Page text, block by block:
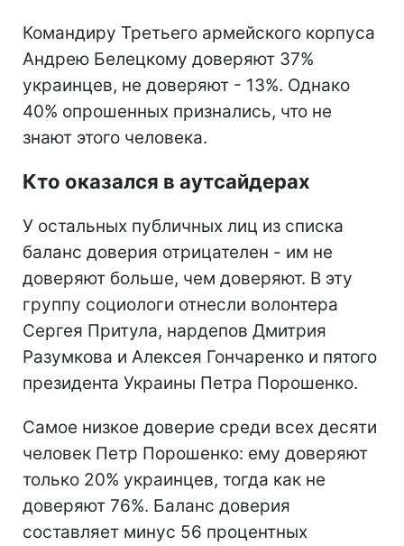
Командиру Третьего армейского корпуса
Андрею Белецкому доверяют 37%
украинцев, не доверяют - 13%. Однако
40% опрошенных признались, что не
знают этого человека.
Кто оказался в аутсайдерах
У остальных публичных лиц из списка
баланс доверия отрицателен - им не
доверяют больше, чем доверяют. В эту
группу социологи отнесли волонтера
Сергея Притула, нардепов Дмитрия
Разумкова и Алексея Гончаренко и пятого
президента Украины Петра Порошенко.
Самое низкое доверие среди всех десяти
человек Петр Порошенко: ему доверяют
только 20% украинцев, тогда как не
доверяют 76%. Баланс доверия
составляет минус 56 процентных